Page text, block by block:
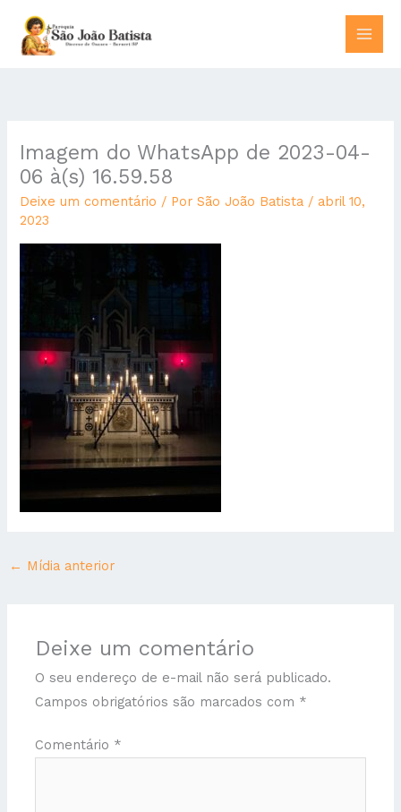
para
Imagem do WhatsApp de 2023-04-
06 à(s) 16.59.58
Deixe um comentário / PorSão João Batista / abril 10,
2023
← Mídia anterior
Deixe um comentário
O seu endereço de e-mail não será publicado.
Campos obrigatórios são marcados com *
Comentário *